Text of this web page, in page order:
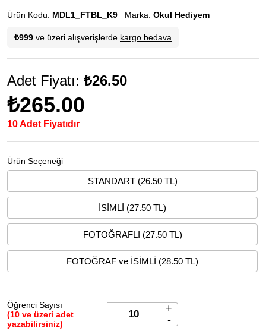
Ürün Kodu: MDL1_FTBL_K9 Marka: Okul Hediyem
₺999 ve üzeri alışverişlerde kargo bedava
Adet Fiyatı: ₺26.50
₺265.00
10 Adet Fiyatıdır
Ürün Seçeneği
STANDART (26.50 TL)
İSİMLİ (27.50 TL)
FOTOĞRAFLI (27.50 TL)
FOTOĞRAF ve İSİMLİ (28.50 TL)
Öğrenci Sayısı
(10 ve üzeri adet
yazabilirsiniz)
+
-